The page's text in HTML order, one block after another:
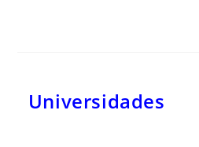
Universidades